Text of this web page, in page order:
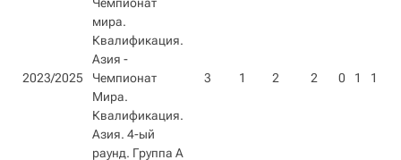
2023/2025
мира.
Квалификация.
Азия -
Чемпионат
Мира.
Квалификация.
Азия. 4-ый
раунд. Группа А
3 1 2 2 0 1 1